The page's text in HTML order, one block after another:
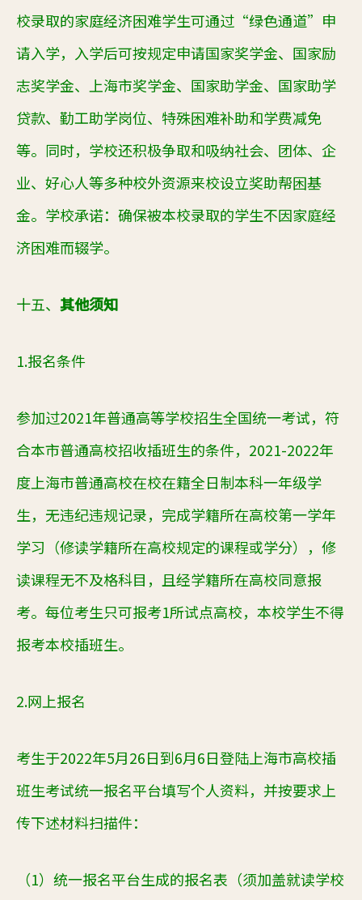
校录取的家庭经济困难学生可通过 “绿色通道”申
请入学，入学后可按规定申请国家奖学金、国家励
志奖学金、上海市奖学金、国家助学金、国家助学
贷款、勤工助学岗位、特殊困难补助和学费减免
等。同时，学校还积极争取和吸纳社会、团体、企
业、好心人等多种校外资源来校设立奖助帮困基
金。学校承诺：确保被本校录取的学生不因家庭经
济困难而辍学。
十五、 其他须知
1.报名条件
参加过2021年普通高等学校招生全国统一考试，符
合本市普通高校招收插班生的条件，2021-2022年
度上海市普通高校在校在籍全日制本科一年级学
生，无违纪违规记录，完成学籍所在高校第一学年
学习（修读学籍所在高校规定的课程或学分），修
读课程无不及格科目，且经学籍所在高校同意报
考。每位考生只可报考1所试点高校，本校学生不得
报考本校插班生。
2.网上报名
考生于2022年5月26日到6月6日登陆上海市高校插
班生考试统一报名平台填写个人资料，并按要求上
传下述材料扫描件：
（1）统一报名平台生成的报名表（须加盖就读学校